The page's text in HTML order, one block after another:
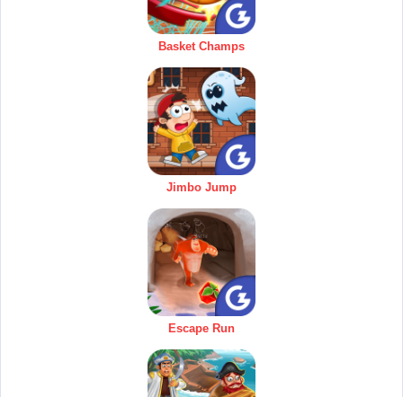
Basket Champs
Jimbo Jump
Escape Run